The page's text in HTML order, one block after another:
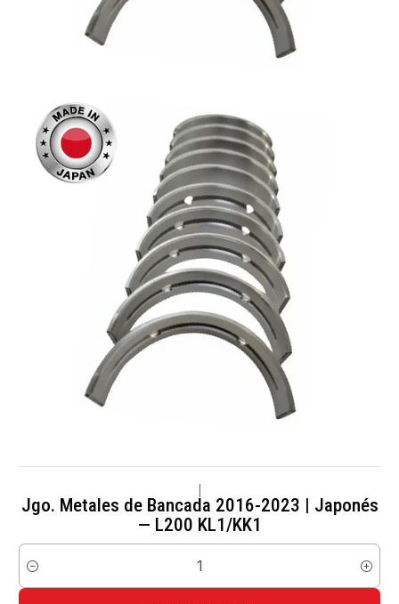
Jgo. Metales de Bancada 2016-2023 | Japonés
— L200 KL1/KK1
Cantidad